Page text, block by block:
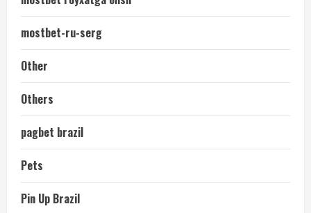
mostbet-ru-serg
Other
Others
pagbet brazil
Pets
Pin Up Brazil